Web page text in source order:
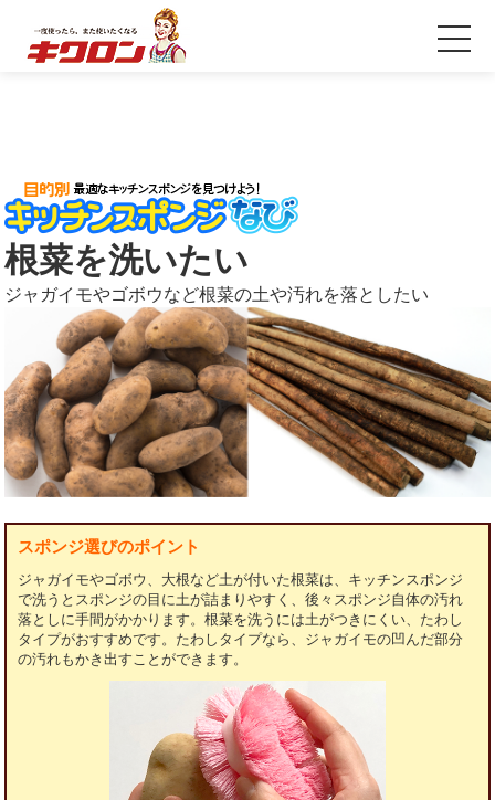
根菜を洗いたい
ジャガイモやゴボウなど根菜の土や汚れを落としたい
スポンジ選びのポイント
ジャガイモやゴボウ、大根など土が付いた根菜は、キッチンスポンジ
で洗うとスポンジの目に土が詰まりやすく、後々スポンジ自体の汚れ
落としに手間がかかります。根菜を洗うには土がつきにくい、たわし
タイプがおすすめです。たわしタイプなら、ジャガイモの凹んだ部分
の汚れもかき出すことができます。